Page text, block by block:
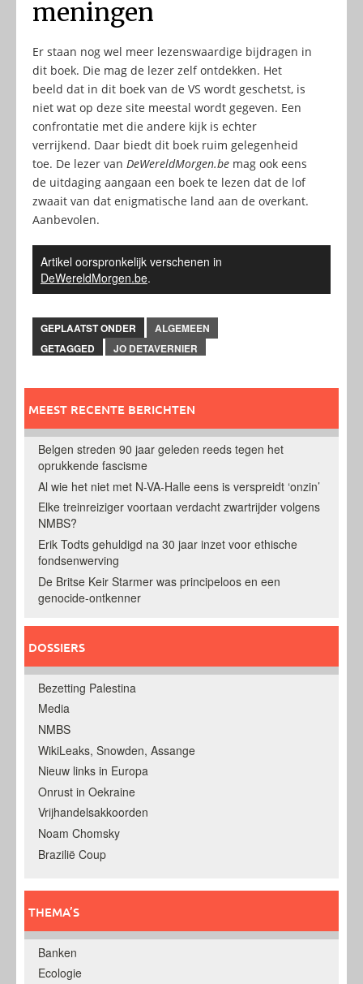
meningen
Er staan nog wel meer lezenswaardige bijdragen in
dit boek. Die mag de lezer zelf ontdekken. Het
beeld dat in dit boek van de VS wordt geschetst, is
niet wat op deze site meestal wordt gegeven. Een
confrontatie met die andere kijk is echter
verrijkend. Daar biedt dit boek ruim gelegenheid
toe. De lezer van DeWereldMorgen.be mag ook eens
de uitdaging aangaan een boek te lezen dat de lof
zwaait van dat enigmatische land aan de overkant.
Aanbevolen.
Artikel oorspronkelijk verschenen in
DeWereldMorgen.be.
GEPLAATST ONDER
ALGEMEEN
GETAGGED
JO DETAVERNIER
MEEST RECENTE BERICHTEN
Belgen streden 90 jaar geleden reeds tegen het
oprukkende fascisme
Al wie het niet met N-VA-Halle eens is verspreidt ‘onzin’
Elke treinreiziger voortaan verdacht zwartrijder volgens
NMBS?
Erik Todts gehuldigd na 30 jaar inzet voor ethische
fondsenwerving
De Britse Keir Starmer was principeloos en een
genocide-ontkenner
DOSSIERS
Bezetting Palestina
Media
NMBS
WikiLeaks, Snowden, Assange
Nieuw links in Europa
Onrust in Oekraine
Vrijhandelsakkoorden
Noam Chomsky
Brazilië Coup
THEMA’S
Banken
Ecologie